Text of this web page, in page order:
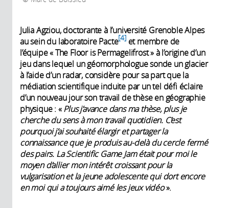
Julia Agziou, doctorante à l’université Grenoble Alpes
au sein du laboratoire Pacte 4 et membre de
l’équipe « The Floor is Permagelifrost » à l’origine d’un
jeu dans lequel un géomorphologue sonde un glacier
à l’aide d’un radar, considère pour sa part que la
médiation scientifique induite par un tel défi éclaire
d’un nouveau jour son travail de thèse en géographie
physique : «Plus j’avance dans ma thèse, plus je
cherche du sens à mon travail quotidien. C’est
pourquoi j’ai souhaité élargir et partager la
connaissance que je produis au-delà du cercle fermé
des pairs. La Scientific Game Jam était pour moi le
moyen d’allier mon intérêt croissant pour la
vulgarisation et la jeune adolescente qui dort encore
en moi qui a toujours aimé les jeux vidéo».